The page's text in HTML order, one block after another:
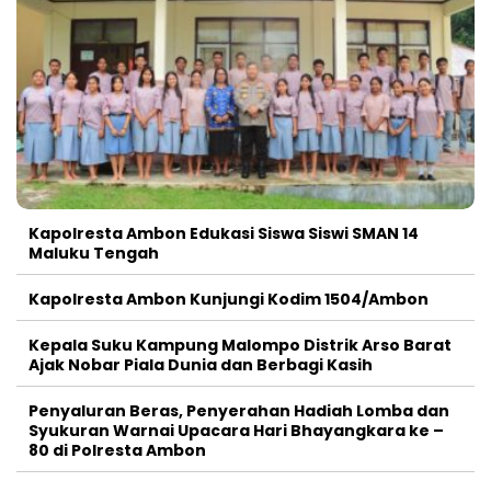
Kapolresta Ambon Edukasi Siswa Siswi SMAN 14
Maluku Tengah
Kapolresta Ambon Kunjungi Kodim 1504/Ambon
Kepala Suku Kampung Malompo Distrik Arso Barat
Ajak Nobar Piala Dunia dan Berbagi Kasih
Penyaluran Beras, Penyerahan Hadiah Lomba dan
Syukuran Warnai Upacara Hari Bhayangkara ke –
80 di Polresta Ambon